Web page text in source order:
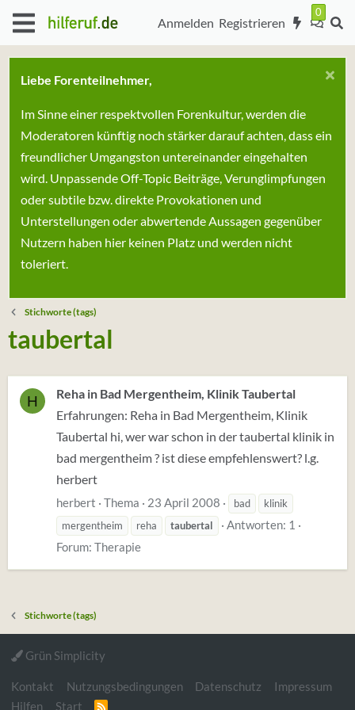
Anmelden Registrieren
Liebe Forenteilnehmer,
Im Sinne einer respektvollen Forenkultur, werden die
Moderatoren künftig noch stärker darauf achten, dass ein
freundlicher Umgangston untereinander eingehalten
wird. Unpassende Off-Topic Beiträge, Verunglimpfungen
oder subtile bzw. direkte Provokationen und
Unterstellungen oder abwertende Aussagen gegenüber
Nutzern haben hier keinen Platz und werden nicht
toleriert.
Stichworte (tags)
taubertal
H
Reha in Bad Mergentheim, Klinik Taubertal
Erfahrungen: Reha in Bad Mergentheim, Klinik
Taubertal hi, wer war schon in der taubertal klinik in
bad mergentheim ? ist diese empfehlenswert? l.g.
herbert
herbert Thema 23 April 2008 bad
klinik
mergentheim
reha taubertal
Antworten: 1
Forum: Therapie
Stichworte (tags)
Grün Simplicity
Kontakt Nutzungsbedingungen Datenschutz
Impressum
Hilfen
Start R